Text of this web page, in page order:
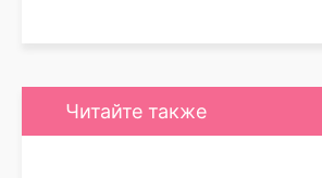
Читайте также